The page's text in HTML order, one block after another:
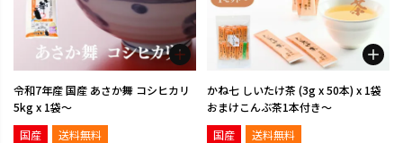
令和7年産 国産 あさか舞 コシヒカリ
5kg x 1袋～
国産
送料無料
かね七 しいたけ茶 (3g x 50本) x 1袋
おまけこんぶ茶1本付き～
国産
送料無料